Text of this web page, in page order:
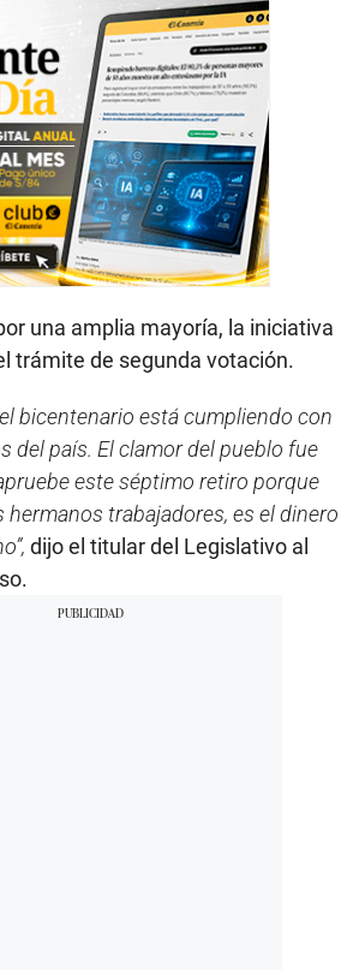
una amplia mayoría, la iniciativa
trámite de segunda votación.
bicentenario está cumpliendo con
del país. El clamor del pueblo fue
este séptimo retiro porque
hermanos trabajadores, es el dinero
dijo el titular del Legislativo al